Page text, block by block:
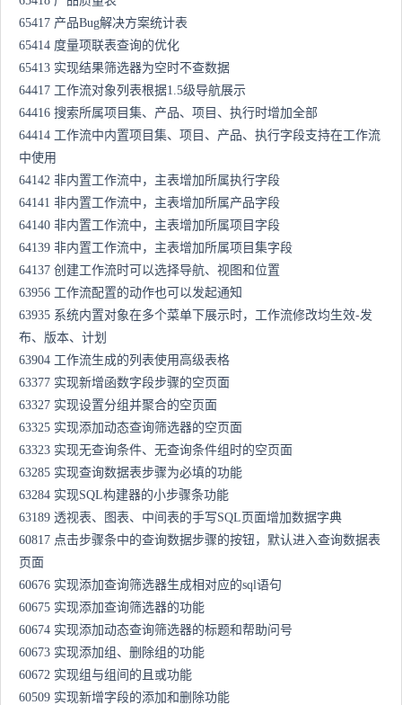
65417 产品Bug解决方案统计表
65414 度量项联表查询的优化
65413 实现结果筛选器为空时不查数据
64417 工作流对象列表根据1.5级导航展示
64416 搜索所属项目集、产品、项目、执行时增加全部
64414 工作流中内置项目集、项目、产品、执行字段支持在工作流
中使用
64142 非内置工作流中，主表增加所属执行字段
64141 非内置工作流中，主表增加所属产品字段
64140 非内置工作流中，主表增加所属项目字段
64139 非内置工作流中，主表增加所属项目集字段
64137 创建工作流时可以选择导航、视图和位置
63956 工作流配置的动作也可以发起通知
63935 系统内置对象在多个菜单下展示时，工作流修改均生效-发
布、版本、计划
63904 工作流生成的列表使用高级表格
63377 实现新增函数字段步骤的空页面
63327 实现设置分组并聚合的空页面
63325 实现添加动态查询筛选器的空页面
63323 实现无查询条件、无查询条件组时的空页面
63285 实现查询数据表步骤为必填的功能
63284 实现SQL构建器的小步骤条功能
63189 透视表、图表、中间表的手写SQL页面增加数据字典
60817 点击步骤条中的查询数据步骤的按钮，默认进入查询数据表
页面
60676 实现添加查询筛选器生成相对应的sql语句
60675 实现添加查询筛选器的功能
60674 实现添加动态查询筛选器的标题和帮助问号
60673 实现添加组、删除组的功能
60672 实现组与组间的且或功能
60509 实现新增字段的添加和删除功能